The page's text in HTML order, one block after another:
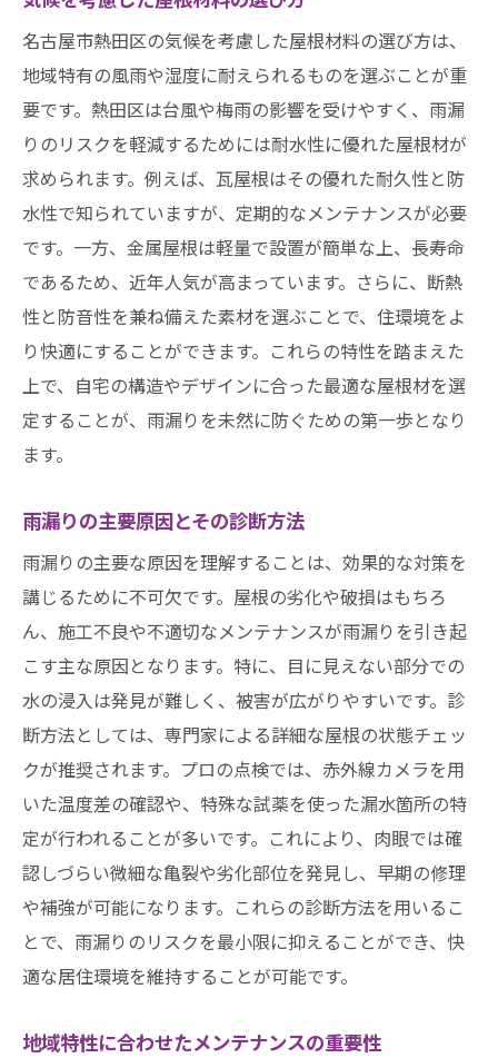
雨漏りによる建物への影響を最小限に
地域特性を活かした屋根構造の提案
専門家によるアドバイスの活用法
雨漏りが建物に与える影響とは？熱田区におけ
る屋根のメンテナンスの重要性
構造体へのダメージとその予防法
雨漏りによるカビや腐食のリスク
定期的なメンテナンスの利点とは
建物の寿命を延ばす保護策
熱田区の気候に適したメンテナンス
プロによるメンテナンスの必要性
梅雨に備えた屋根のチェックポイント
プロが教える梅雨対策のコツ
雨漏りを防ぐための事前準備
効果的な修繕計画の立て方
梅雨シーズン前の総チェックリスト
屋根の雨漏りを未然に防ぐ！熱田区で今すぐで
きるチェックポイント
日常的に行える簡単なチェック法
雨漏り予防のために知っておくべきこと
定期点検で見落としがちな箇所
屋根の状態を把握するためのツール
自分でできる簡単な屋根チェック
名古屋市熱田区の気候を考慮した屋根材料の選び方は、
地域特有の風雨や湿度に耐えられるものを選ぶことが重
要です。熱田区は台風や梅雨の影響を受けやすく、雨漏
りのリスクを軽減するためには耐水性に優れた屋根材が
求められます。例えば、瓦屋根はその優れた耐久性と防
水性で知られていますが、定期的なメンテナンスが必要
です。一方、金属屋根は軽量で設置が簡単な上、長寿命
であるため、近年人気が高まっています。さらに、断熱
性と防音性を兼ね備えた素材を選ぶことで、住環境をよ
り快適にすることができます。これらの特性を踏まえた
上で、自宅の構造やデザインに合った最適な屋根材を選
定することが、雨漏りを未然に防ぐための第一歩となり
ます。
雨漏りの主要原因とその診断方法
雨漏りの主要な原因を理解することは、効果的な対策を
講じるために不可欠です。屋根の劣化や破損はもちろ
ん、施工不良や不適切なメンテナンスが雨漏りを引き起
こす主な原因となります。特に、目に見えない部分での
水の浸入は発見が難しく、被害が広がりやすいです。診
断方法としては、専門家による詳細な屋根の状態チェッ
クが推奨されます。プロの点検では、赤外線カメラを用
いた温度差の確認や、特殊な試薬を使った漏水箇所の特
定が行われることが多いです。これにより、肉眼では確
認しづらい微細な亀裂や劣化部位を発見し、早期の修理
や補強が可能になります。これらの診断方法を用いるこ
とで、雨漏りのリスクを最小限に抑えることができ、快
適な居住環境を維持することが可能です。
地域特性に合わせたメンテナンスの重要性